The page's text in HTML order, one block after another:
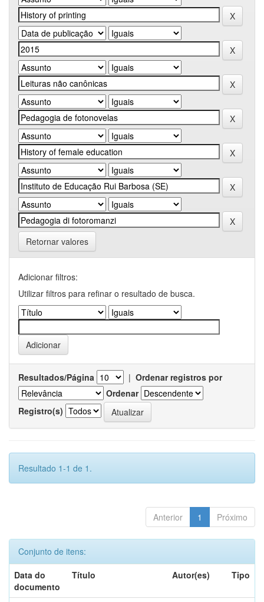
Retornar valores
Adicionar filtros:
Utilizar filtros para refinar o resultado de busca.
Resultados/Página | Ordenar registros por
Ordenar
Registro(s)
Resultado 1-1 de 1.
Anterior 1 Próximo
Conjunto de itens:
Data do
documento
Título Autor(es) Tipo